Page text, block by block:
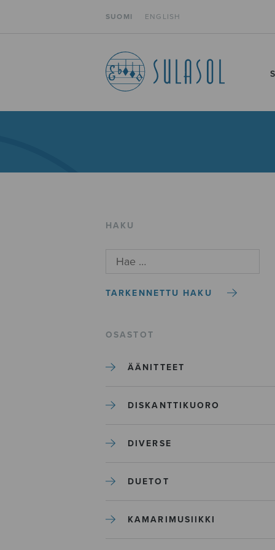
SUOMI ENGLISH
HAKU
TARKENNETTU HAKU
OSASTOT
ÄÄNITTEET
DISKANTTIKUORO
DIVERSE
DUETOT
KAMARIMUSIIKKI